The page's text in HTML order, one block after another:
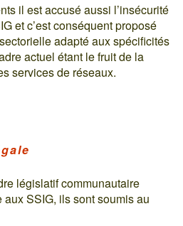
il est accusé aussi l’insécurité
et c’est conséquent proposé
adapté aux spécificités
actuel étant le fruit de la
services de réseaux.
législatif communautaire
SSIG, ils sont soumis au